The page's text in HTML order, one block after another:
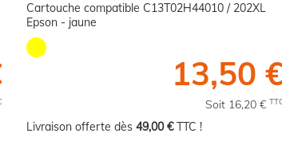
Cartouche compatible C13T02H44010 / 202XL
Epson - jaune
13,50
Soit 16,20 €
Livraison offerte dès 49,00 €TTC !